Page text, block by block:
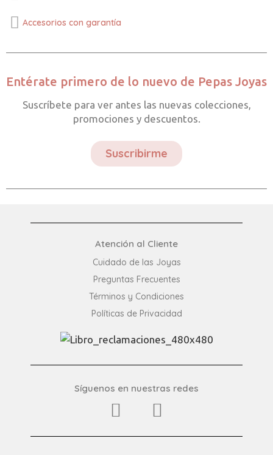
Accesorios con garantía
Entérate primero de lo nuevo de Pepas Joyas
Suscríbete para ver antes las nuevas colecciones,
promociones y descuentos.
Suscribirme
Atención al Cliente
Cuidado de las Joyas
Preguntas Frecuentes​
Términos y Condiciones
Políticas de Privacidad
Síguenos en nuestras redes